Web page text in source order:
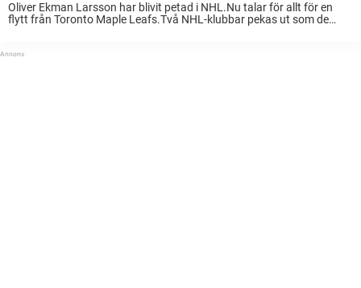
Oliver Ekman Larsson har blivit petad i NHL.Nu talar för allt för en
flytt från Toronto Maple Leafs.Två NHL-klubbar pekas ut som de